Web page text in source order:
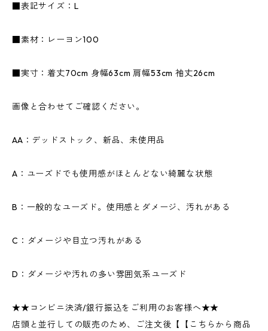
■表記サイズ：L
■素材：レーヨン100
■実寸：着丈70cm 身幅63cm 肩幅53cm 袖丈26cm
画像と合わせてご確認ください。
AA：デッドストック、新品、未使用品
A：ユーズドでも使用感がほとんどない綺麗な状態
B：一般的なユーズド。使用感とダメージ、汚れがある
C：ダメージや目立つ汚れがある
D：ダメージや汚れの多い雰囲気系ユーズド
★★コンビニ決済/銀行振込をご利用のお客様へ★★
店頭と並行しての販売のため、ご注文後【【こちらから商品